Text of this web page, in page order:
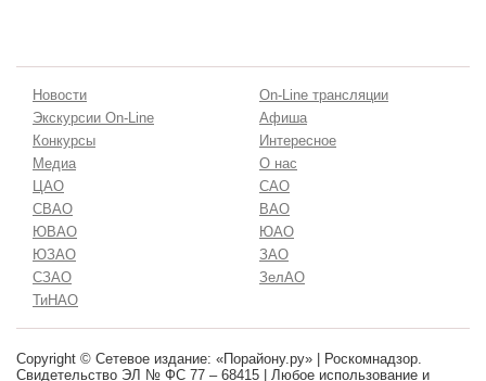
Новости
On-Line трансляции
Экскурсии On-Line
Афиша
Конкурсы
Интересное
Медиа
О нас
ЦАО
САО
СВАО
ВАО
ЮВАО
ЮАО
ЮЗАО
ЗАО
СЗАО
ЗелАО
ТиНАО
Copyright © Сетевое издание: «Порайону.ру» | Роскомнадзор.
Свидетельство ЭЛ № ФС 77 – 68415 | Любое использование и